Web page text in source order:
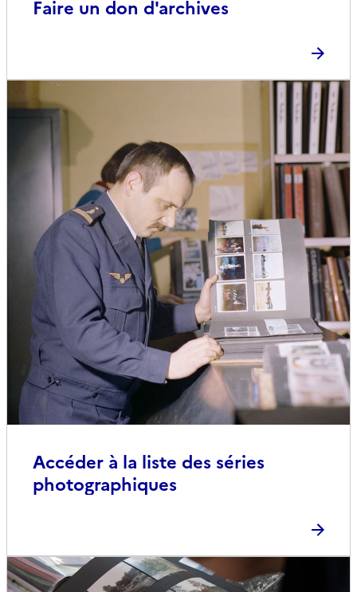
Faire un don d'archives
Accéder à la liste des séries
photographiques